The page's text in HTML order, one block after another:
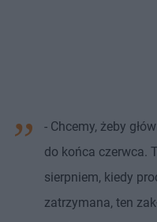
- Chcemy, żeby
do końca czerwca.
sierpniem, kiedy
zatrzymana, ten